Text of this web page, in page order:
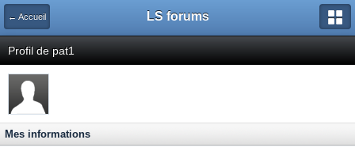
← Accueil LS forums
Profil de pat1
Mes informations